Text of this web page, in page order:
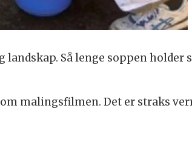
Så lenge soppen holder
malingsfilmen. Det er straks